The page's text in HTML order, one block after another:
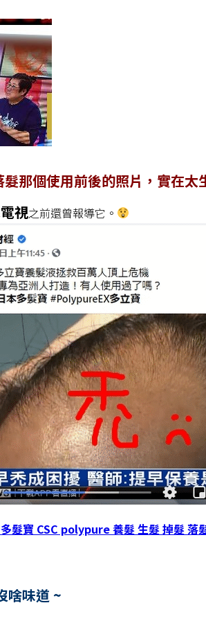
那個使用前後的照片，實在
視之前還曾報導它。
啥味道 ~